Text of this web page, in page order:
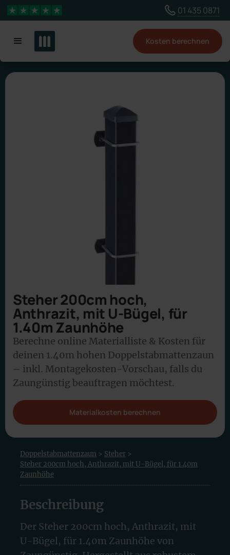
Wähle ein anderes Land, um Inhalte für deinen
Standort zu sehen
Land ändern
4,3 Sterne 01 435 0871
Kosten berechnen
Steher 200cm hoch,
Anthrazit, mit U-Bügel, für
1.40m Zaunhöhe
Berechne online Materialliste & Kosten für
deinen 1.40m hohen Doppelstabmattenzaun
– inkl. Montagekosten-Vorschau, falls du
Zaungünstig beauftragen möchtest.
Materialkosten berechnen
Doppelstabmattenzaun > Steher >
Steher 200cm hoch, Anthrazit, mit U-Bügel, für 1.40m
Zaunhöhe
Beschreibung
Der Steher 200cm hoch, Anthrazit, mit
U-Bügel, für 1.40m Zaunhöhe von